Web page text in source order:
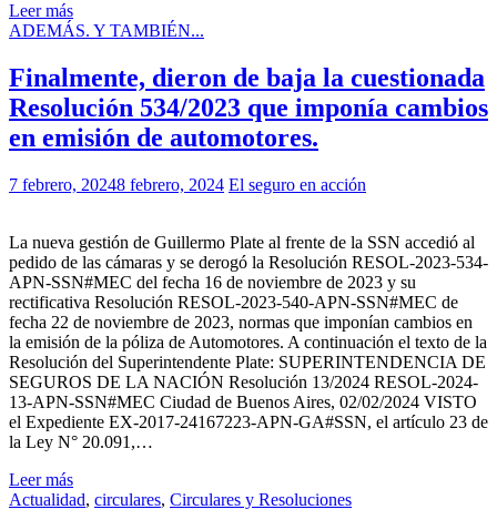
Leer más
ADEMÁS. Y TAMBIÉN...
Finalmente, dieron de baja la cuestionada
Resolución 534/2023 que imponía cambios
en emisión de automotores.
7 febrero, 20248 febrero, 2024 El seguro en acción
La nueva gestión de Guillermo Plate al frente de la SSN accedió al
pedido de las cámaras y se derogó la Resolución RESOL-2023-534-
APN-SSN#MEC del fecha 16 de noviembre de 2023 y su
rectificativa Resolución RESOL-2023-540-APN-SSN#MEC de
fecha 22 de noviembre de 2023, normas que imponían cambios en
la emisión de la póliza de Automotores. A continuación el texto de la
Resolución del Superintendente Plate: SUPERINTENDENCIA DE
SEGUROS DE LA NACIÓN Resolución 13/2024 RESOL-2024-
13-APN-SSN#MEC Ciudad de Buenos Aires, 02/02/2024 VISTO
el Expediente EX-2017-24167223-APN-GA#SSN, el artículo 23 de
la Ley N° 20.091,…
Leer más
Actualidad, circulares, Circulares y Resoluciones